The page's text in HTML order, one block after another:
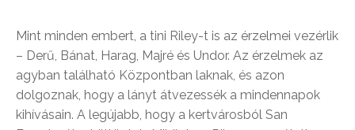
Mint minden embert, a tini Riley-t is az érzelmei vezérlik
– Derű, Bánat, Harag, Majré és Undor. Az érzelmek az
agyban található Központban laknak, és azon
dolgoznak, hogy a lányt átvezessék a mindennapok
kihívásain. A legújabb, hogy a kertvárosból San